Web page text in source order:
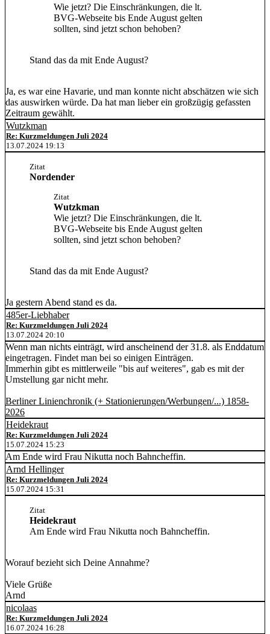
Wie jetzt? Die Einschränkungen, die lt.
BVG-Webseite bis Ende August gelten
sollten, sind jetzt schon behoben?
Stand das da mit Ende August?
Ja, es war eine Havarie, und man konnte nicht abschätzen wie sich
das auswirken würde. Da hat man lieber ein großzügig gefassten
Zeitraum gewählt.
Wutzkman
Re: Kurzmeldungen Juli 2024
13.07.2024 19:13
Zitat
Nordender
Zitat
Wutzkman
Wie jetzt? Die Einschränkungen, die lt.
BVG-Webseite bis Ende August gelten
sollten, sind jetzt schon behoben?
Stand das da mit Ende August?
Ja gestern Abend stand es da.
485er-Liebhaber
Re: Kurzmeldungen Juli 2024
13.07.2024 20:10
Wenn man nichts einträgt, wird anscheinend der 31.8. als Enddatum
eingetragen. Findet man bei so einigen Einträgen.
Immerhin gibt es mittlerweile "bis auf weiteres", gab es mit der
Umstellung gar nicht mehr.
Berliner Linienchronik (+ Stationierungen/Werbungen/...) 1858-
2026
Heidekraut
Re: Kurzmeldungen Juli 2024
15.07.2024 15:23
Am Ende wird Frau Nikutta noch Bahncheffin.
Arnd Hellinger
Re: Kurzmeldungen Juli 2024
15.07.2024 15:31
Zitat
Heidekraut
Am Ende wird Frau Nikutta noch Bahncheffin.
Worauf bezieht sich Deine Annahme?
Viele Grüße
Arnd
nicolaas
Re: Kurzmeldungen Juli 2024
16.07.2024 16:28